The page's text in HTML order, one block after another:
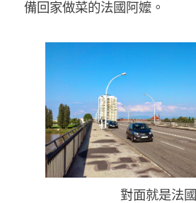
備回家做菜的法國阿嬤。
對面就是法國